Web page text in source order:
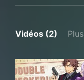
Vidéos (2) Plus